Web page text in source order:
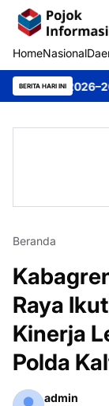
HomeNasional
BERITA HARI INI
Beranda
Raya
Kinerja
Polda
admin